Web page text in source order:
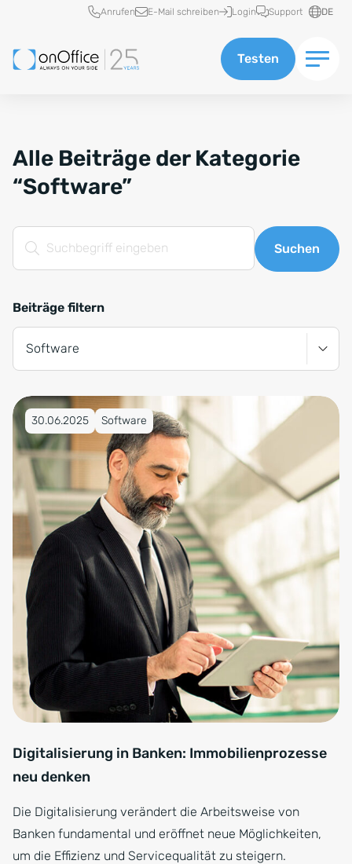
Schnellzugriff
Anrufen E-Mail schreiben Login Support DE
Testen
Alle Beiträge der Kategorie
“Software”
Suchen
Beiträge filtern
Veröffentlicht am 30.06.2025
30.06.2025 Software
Digitalisierung in Banken: Immobilienprozesse
neu denken
Die Digitalisierung verändert die Arbeitsweise von
Banken fundamental und eröffnet neue Möglichkeiten,
um die Effizienz und Servicequalität zu steigern.